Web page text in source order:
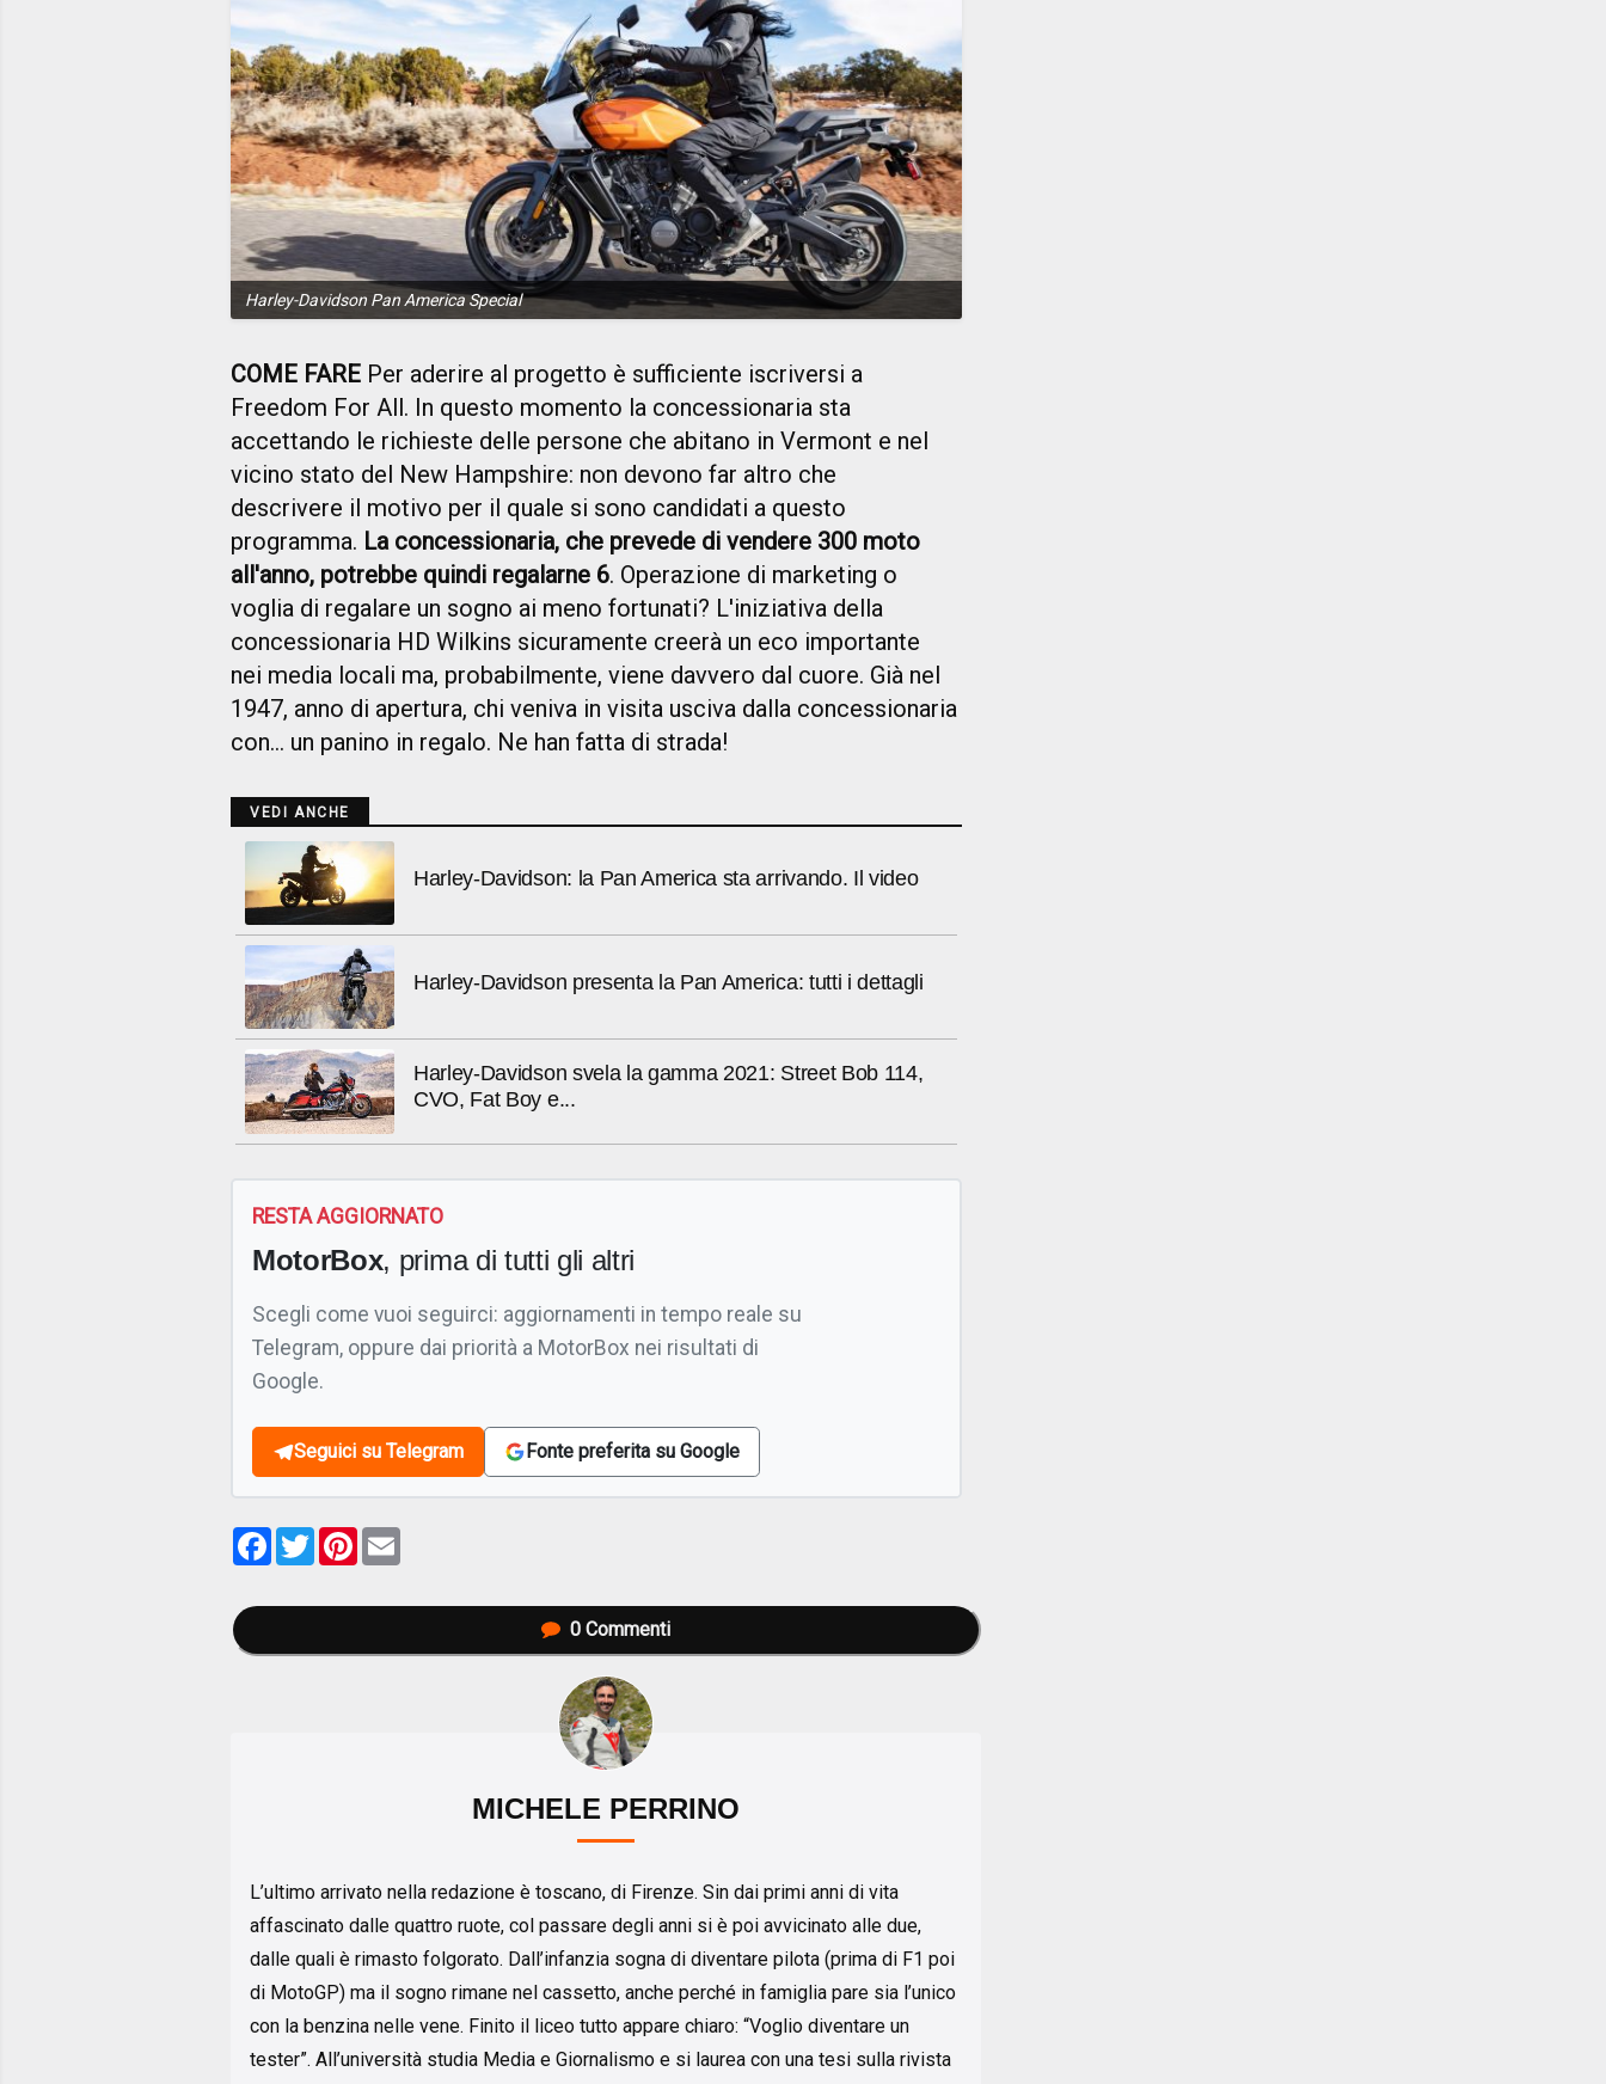
Harley-Davidson Pan America Special
COME FARE Per aderire al progetto è sufficiente iscriversi a
Freedom For All. In questo momento la concessionaria sta
accettando le richieste delle persone che abitano in Vermont e nel
vicino stato del New Hampshire: non devono far altro che
descrivere il motivo per il quale si sono candidati a questo
programma. La concessionaria, che prevede di vendere 300 moto
all'anno, potrebbe quindi regalarne 6. Operazione di marketing o
voglia di regalare un sogno ai meno fortunati? L'iniziativa della
concessionaria HD Wilkins sicuramente creerà un eco importante
nei media locali ma, probabilmente, viene davvero dal cuore. Già nel
1947, anno di apertura, chi veniva in visita usciva dalla concessionaria
con... un panino in regalo. Ne han fatta di strada!
VEDI ANCHE
Harley-Davidson: la Pan America sta arrivando. Il video
Harley-Davidson presenta la Pan America: tutti i dettagli
Harley-Davidson svela la gamma 2021: Street Bob 114,
CVO, Fat Boy e...
RESTA AGGIORNATO
MotorBox, prima di tutti gli altri
Scegli come vuoi seguirci: aggiornamenti in tempo reale su
Telegram, oppure dai priorità a MotorBox nei risultati di
Google.
Seguici su Telegram Fonte preferita su Google
Facebook
TwitterPinterest
0 Commenti
MICHELE PERRINO
L’ultimo arrivato nella redazione è toscano, di Firenze. Sin dai primi anni di vita
affascinato dalle quattro ruote, col passare degli anni si è poi avvicinato alle due,
dalle quali è rimasto folgorato. Dall’infanzia sogna di diventare pilota (prima di F1 poi
di MotoGP) ma il sogno rimane nel cassetto, anche perché in famiglia pare sia l’unico
con la benzina nelle vene. Finito il liceo tutto appare chiaro: “Voglio diventare un
tester”. All’università studia Media e Giornalismo e si laurea con una tesi sulla rivista